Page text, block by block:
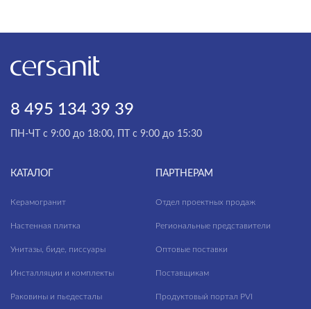
8 495 134 39 39
ПН-ЧТ с 9:00 до 18:00, ПТ с 9:00 до 15:30
КАТАЛОГ
Керамогранит
Настенная плитка
Унитазы, биде, писсуары
Инсталляции и комплекты
Раковины и пьедесталы
ПАРТНЕРАМ
Отдел проектных продаж
Региональные представители
Оптовые поставки
Поставщикам
Продуктовый портал PVI